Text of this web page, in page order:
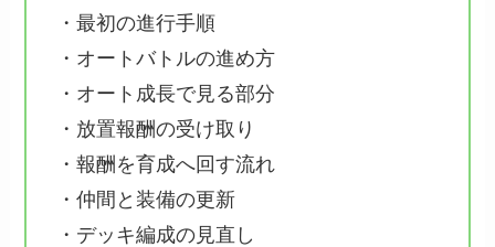
・最初の進行手順
・オートバトルの進め方
・オート成長で見る部分
・放置報酬の受け取り
・報酬を育成へ回す流れ
・仲間と装備の更新
・デッキ編成の見直し